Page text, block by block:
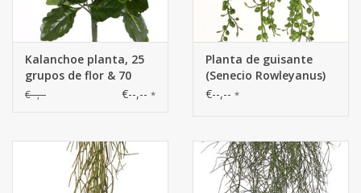
Kalanchoe planta, 25
grupos de flor & 70
hojas de polyester lvs,
€--,-- €--,-- *
Planta de guisante
(Senecio Rowleyanus)
con 39 brotes, 45 cm,
€--,-- *